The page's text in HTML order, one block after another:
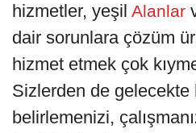
hizmetler, yeşil Alanlar
dair sorunlara çözüm
hizmet etmek çok
Sizlerden de gelecekte
belirlemenizi,